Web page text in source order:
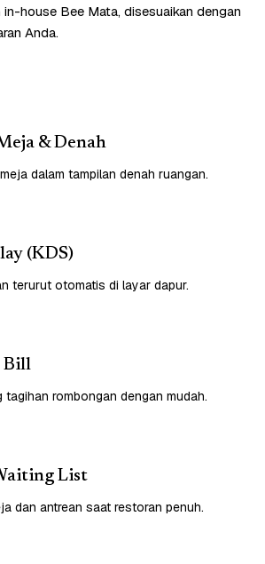
house Bee Mata, disesuaikan dengan
Anda.
& Denah
dalam tampilan denah ruangan.
(KDS)
terurut otomatis di layar dapur.
Bill
tagihan rombongan dengan mudah.
List
dan antrean saat restoran penuh.